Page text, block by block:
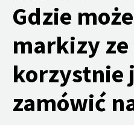
Gdzie
markizy
korzystnie
zamówić